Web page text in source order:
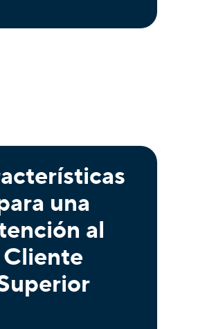
una
al
Cliente